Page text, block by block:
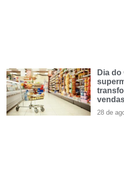
Dia
28 de